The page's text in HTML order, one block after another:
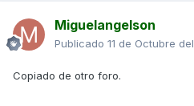
Miguelangelson
Publicado 11 de Octubre
Copiado de otro foro.